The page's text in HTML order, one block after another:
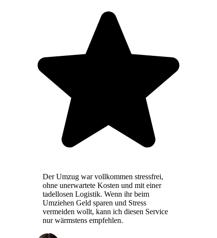
Der Umzug war vollkommen stressfrei,
ohne unerwartete Kosten und mit einer
tadellosen Logistik. Wenn ihr beim
Umziehen Geld sparen und Stress
vermeiden wollt, kann ich diesen Service
nur wärmstens empfehlen.